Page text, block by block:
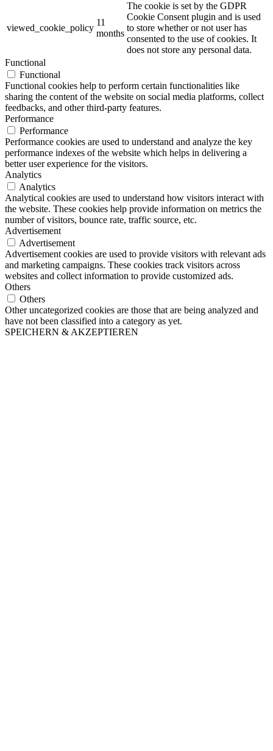
viewed_cookie_policy
11
months
The cookie is set by the GDPR
Cookie Consent plugin and is used
to store whether or not user has
consented to the use of cookies. It
does not store any personal data.
Functional
Functional
Functional cookies help to perform certain functionalities like
sharing the content of the website on social media platforms, collect
feedbacks, and other third-party features.
Performance
Performance
Performance cookies are used to understand and analyze the key
performance indexes of the website which helps in delivering a
better user experience for the visitors.
Analytics
Analytics
Analytical cookies are used to understand how visitors interact with
the website. These cookies help provide information on metrics the
number of visitors, bounce rate, traffic source, etc.
Advertisement
Advertisement
Advertisement cookies are used to provide visitors with relevant ads
and marketing campaigns. These cookies track visitors across
websites and collect information to provide customized ads.
Others
Others
Other uncategorized cookies are those that are being analyzed and
have not been classified into a category as yet.
SPEICHERN & AKZEPTIEREN